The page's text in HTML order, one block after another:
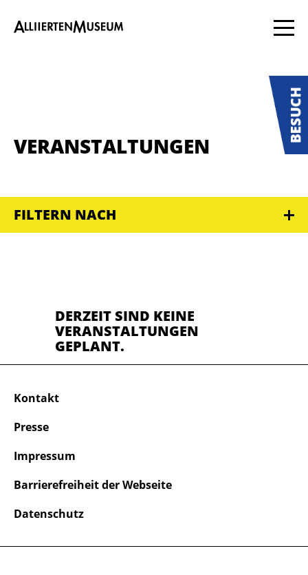
VERANSTALTUNGEN
FILTERN NACH
DERZEIT SIND KEINE
VERANSTALTUNGEN
GEPLANT.
Kontakt
Presse
Impressum
Barrierefreiheit der Webseite
Datenschutz